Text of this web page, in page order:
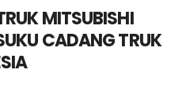
MITSUBISHI
CADANG TRUK